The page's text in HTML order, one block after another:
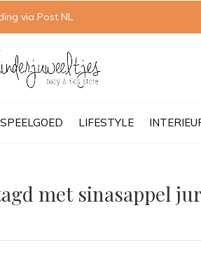
SPEELGOED LIFESTYLE
via Post NL
met sinasappel